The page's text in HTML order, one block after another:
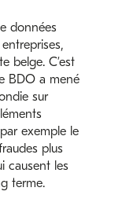
données
belge. C’est
BDO a mené
sur
exemple le
plus
causent les
terme.